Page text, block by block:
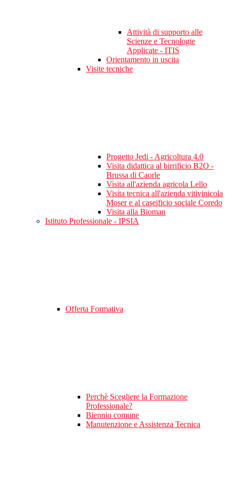
Attività di supporto alle
Scienze e Tecnologie
Applicate - ITIS
Orientamento in uscita
Visite tecniche
Progetto Jedi - Agricoltura 4.0
Visita didattica al birrificio B2O -
Brussa di Caorle
Visita all'azienda agricola Lello
Visita tecnica all'azienda vitivinicola
Moser e al caseificio sociale Coredo
Visita alla Bioman
Istituto Professionale - IPSIA
Offerta Formativa
Perchè Scegliere la Formazione
Professionale?
Biennio comune
Manutenzione e Assistenza Tecnica